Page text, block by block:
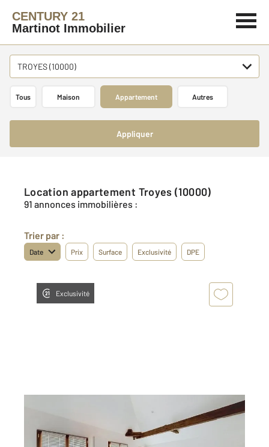
CENTURY 21
Martinot Immobilier
TROYES (10000)
Tous Maison Appartement Autres
Appliquer
Location appartement Troyes (10000)
91 annonces immobilières :
Trier par :
Date Prix Surface Exclusivité DPE
Exclusivité
Ref : 72204